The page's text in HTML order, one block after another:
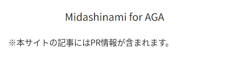
※本サイトの記事にはPR情報が含まれます。